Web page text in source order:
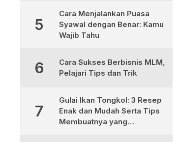
5
Cara Menjalankan Puasa
Syawal dengan Benar: Kamu
Wajib Tahu
6
Cara Sukses Berbisnis MLM,
Pelajari Tips dan Trik
7
Gulai Ikan Tongkol: 3 Resep
Enak dan Mudah Serta Tips
Membuatnya yang